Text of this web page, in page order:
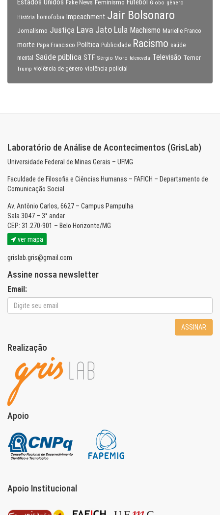
Estados Unidos Fake News Feminismo Futebol Globo gênero
História homofobia Impeachment Jair Bolsonaro
Jornalismo Justiça Lava Jato Lula Machismo Marielle Franco
morte Papa Francisco Política Publicidade Racismo saúde
mental
Saúde pública STF Sérgio Moro telenovela Televisão Temer
Trump violência de gênero violência policial
Laboratório de Análise de Acontecimentos (GrisLab)
Universidade Federal de Minas Gerais – UFMG
Faculdade de Filosofia e Ciências Humanas – FAFICH – Departamento de
Comunicação Social
Av. Antônio Carlos, 6627 – Campus Pampulha
Sala 3047 – 3° andar
CEP: 31.270-901 – Belo Horizonte/MG
ver mapa
grislab.gris@gmail.com
Assine nossa newsletter
Email:
ASSINAR
Realização
Apoio
Apoio Institucional